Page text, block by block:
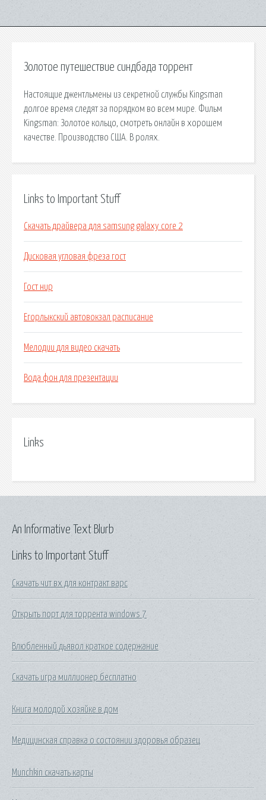
Золотое путешествие синдбада торрент
Настоящие джентльмены из секретной службы Kingsman
долгое время следят за порядком во всем мире. Фильм
Kingsman: Золотое кольцо, смотреть онлайн в хорошем
качестве. Производство США. В ролях.
Links to Important Stuff
Скачать драйвера для samsung galaxy core 2
Дисковая угловая фреза гост
Гост нир
Егорлыкский автовокзал расписание
Мелодии для видео скачать
Вода фон для презентации
Links
Links to Important Stuff
Скачать чит вх для контракт варс
Открыть порт для торрента windows 7
Влюбленный дьявол краткое содержание
Скачать игра миллионер бесплатно
Книга молодой хозяйке в дом
Медицинская справка о состоянии здоровья образец
Munchkin скачать карты
An Informative Text Blurb